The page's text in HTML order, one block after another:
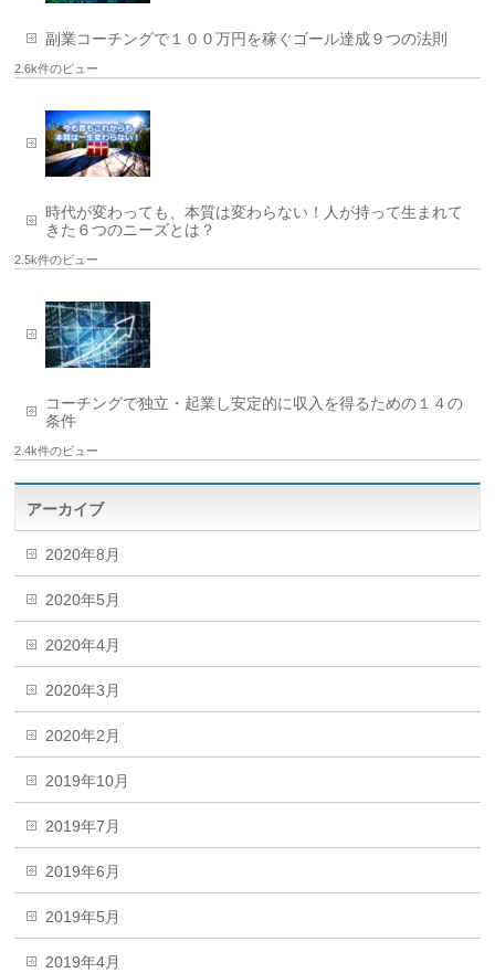
副業コーチングで１００万円を稼ぐゴール達成９つの法則
2.6k件のビュー
時代が変わっても、本質は変わらない！人が持って生まれて
きた６つのニーズとは？
2.5k件のビュー
コーチングで独立・起業し安定的に収入を得るための１４の
条件
2.4k件のビュー
アーカイブ
2020年8月
2020年5月
2020年4月
2020年3月
2020年2月
2019年10月
2019年7月
2019年6月
2019年5月
2019年4月